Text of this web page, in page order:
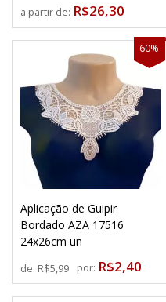
a partir de: R$26,30
Aplicação de Guipir
Bordado AZA 17516
24x26cm un
de: R$5,99 por: R$2,40
60%